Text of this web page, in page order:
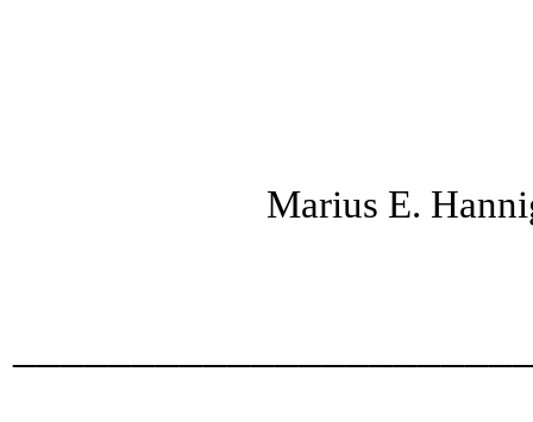
Marius E.